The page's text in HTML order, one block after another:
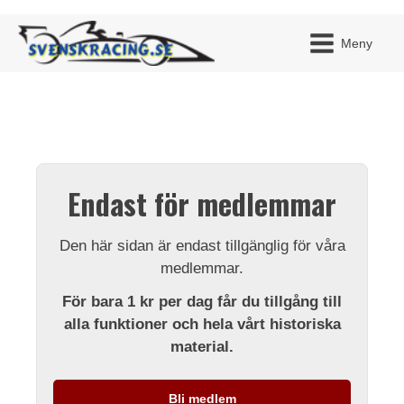
Meny
Endast för medlemmar
Den här sidan är endast tillgänglig för våra
medlemmar.
För bara 1 kr per dag får du tillgång till
alla funktioner och hela vårt historiska
material.
Bli medlem